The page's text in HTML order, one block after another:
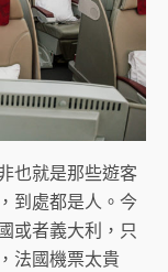
也就是那些遊客
到處都是人。今
或者義大利，只
法國機票太貴